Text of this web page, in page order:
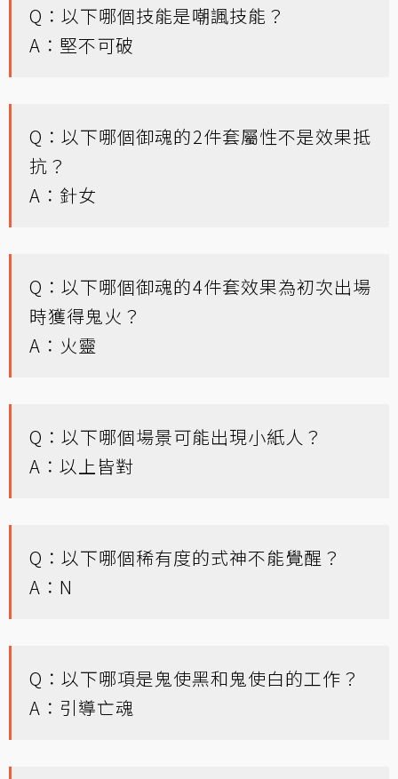
Q：以下哪個技能是嘲諷技能？
A：堅不可破
Q：以下哪個御魂的2件套屬性不是效果抵
抗？
A：針女
Q：以下哪個御魂的4件套效果為初次出場
時獲得鬼火？
A：火靈
Q：以下哪個場景可能出現小紙人？
A：以上皆對
Q：以下哪個稀有度的式神不能覺醒？
A：N
Q：以下哪項是鬼使黑和鬼使白的工作？
A：引導亡魂